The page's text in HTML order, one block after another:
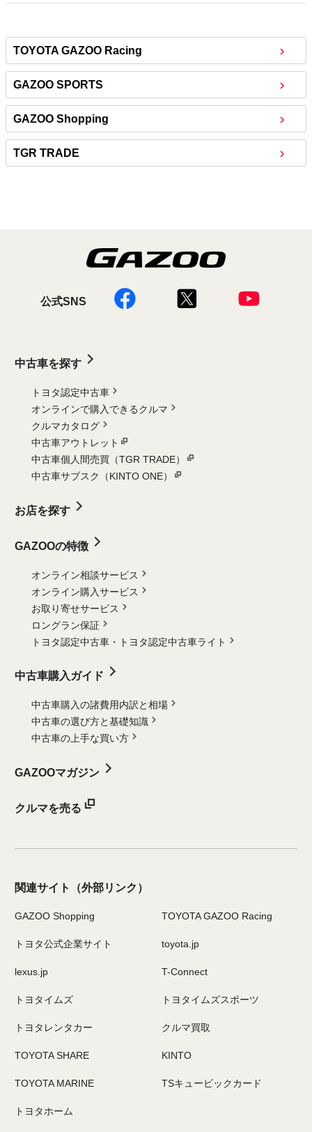
TOYOTA GAZOO Racing
GAZOO SPORTS
GAZOO Shopping
TGR TRADE
公式SNS
中古車を探す
トヨタ認定中古車
オンラインで購入できるクルマ
クルマカタログ
中古車アウトレット
中古車個人間売買（TGR TRADE）
中古車サブスク（KINTO ONE）
お店を探す
GAZOOの特徴
オンライン相談サービス
オンライン購入サービス
お取り寄せサービス
ロングラン保証
トヨタ認定中古車・
トヨタ認定中古車ライト
中古車購入ガイド
中古車購入の諸費用内訳と相場
中古車の選び方と基礎知識
中古車の上手な買い方
GAZOOマガジン
クルマを売る
関連サイト （外部リンク）
GAZOO Shopping TOYOTA GAZOO Racing
トヨタ公式企業サイト toyota.jp
lexus.jp T-Connect
トヨタイムズ トヨタイムズスポーツ
トヨタレンタカー クルマ買取
TOYOTA SHARE KINTO
TOYOTA MARINE TSキュービックカード
トヨタホーム